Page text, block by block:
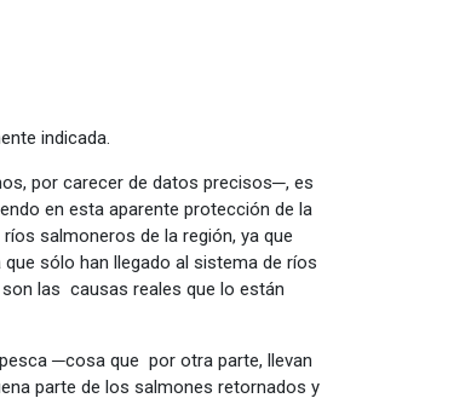
indicada.
por carecer de datos precisos─, es
en esta aparente protección de la
salmoneros de la región, ya que
sólo han llegado al sistema de ríos
las causas reales que lo están
─cosa que por otra parte, llevan
parte de los salmones retornados y